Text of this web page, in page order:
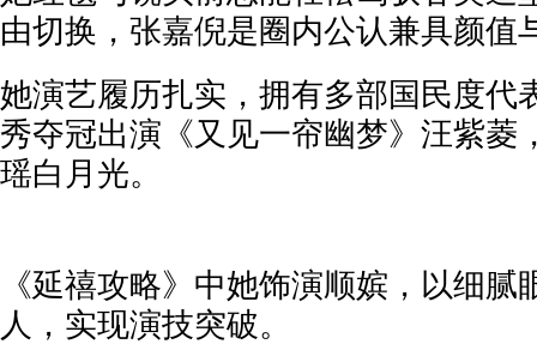
由切换，张嘉倪是圈内公认兼具颜值
她演艺履历扎实，拥有多部国民度代
秀夺冠出演《又见一帘幽梦》汪紫菱
瑶白月光。
《延禧攻略》中她饰演顺嫔，以细腻
人，实现演技突破。